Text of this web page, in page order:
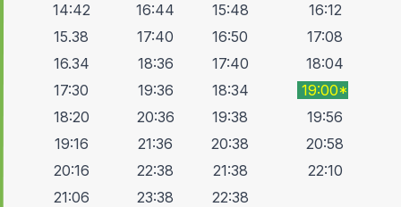
14:42
16:44 15:48
16:12
15.38
17:40 16:50
17:08
16.34
18:36 17:40
18:04
17:30
19:36 18:34
19:00*
18:20
20:36 19:38
19:56
19:16
21:36 20:38
20:58
20:16
22:38 21:38
22:10
21:06
23:38
22:38